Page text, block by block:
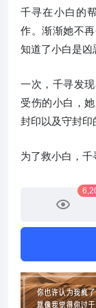
千寻在小白的
作。渐渐她不
知道了小白是凶
一次，千寻发
受伤的小白，
封印以及守封印
为了救小白，千